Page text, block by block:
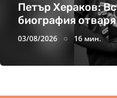
Петър Хераков:
биография
03/08/2026 16 мин.